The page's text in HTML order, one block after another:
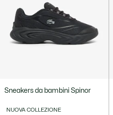
Sneakers da bambini Spinor
NUOVA COLLEZIONE